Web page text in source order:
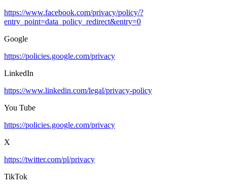
https://www.facebook.com/privacy/policy/?
entry_point=data_policy_redirect&entry=0
Google
https://policies.google.com/privacy
LinkedIn
https://www.linkedin.com/legal/privacy-policy
You Tube
https://policies.google.com/privacy
X
https://twitter.com/pl/privacy
TikTok